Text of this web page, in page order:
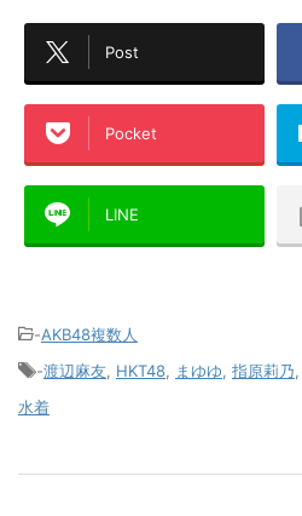
Post
Pocket
LINE
-AKB48複数人
-渡辺麻友 HKT48 まゆゆ 指原莉乃
水着